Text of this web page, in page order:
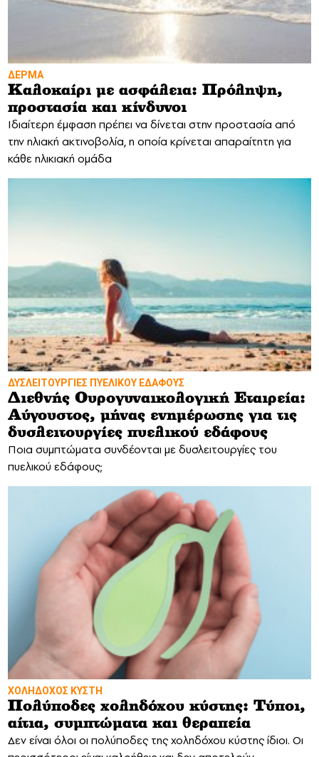
ΔΕΡΜΑ
Καλοκαίρι με ασφάλεια: Πρόληψη,
προστασία και κίνδυνοι
Ιδιαίτερη έμφαση πρέπει να δίνεται στην προστασία από
την ηλιακή ακτινοβολία, η οποία κρίνεται απαραίτητη για
κάθε ηλικιακή ομάδα
ΔΥΣΛΕΙΤΟΥΡΓΙΕΣ ΠΥΕΛΙΚΟΥ ΕΔΑΦΟΥΣ
Διεθνής Ουρογυναικολογική Εταιρεία:
Αύγουστος, μήνας ενημέρωσης για τις
δυσλειτουργίες πυελικού εδάφους
Ποια συμπτώματα συνδέονται με δυσλειτουργίες του
πυελικού εδάφους;
ΧΟΛΗΔΟΧΟΣ ΚΥΣΤΗ
Πολύποδες χοληδόχου κύστης: Τύποι,
αίτια, συμπτώματα και θεραπεία
Δεν είναι όλοι οι πολύποδες της χοληδόχου κύστης ίδιοι. Οι